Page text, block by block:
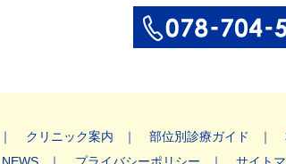
クリニック案内 部位別診療ガイド